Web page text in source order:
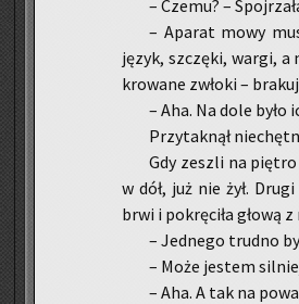
– Czemu? –
– Apa­rat mowy
język, szczę­ki, wargi,
kro­wa­ne zwło­ki –
– Aha. Na dole
Przy­tak­nął
Gdy ze­szli na
w dół, już nie żył.
brwi i po­krę­ci­ła głową
– Jed­ne­go trud­no
– Może je­stem
– Aha. A tak na